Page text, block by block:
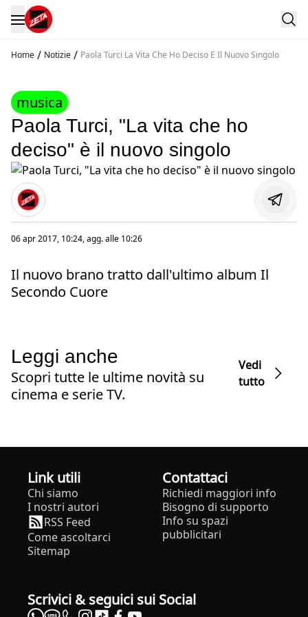
Home / Notizie / Paola Turci La Vita Che Ho Deciso E Il Nuovo Singolo
musica
Paola Turci, "La vita che ho
deciso" è il nuovo singolo
06 apr 2017, 10:24, agg. alle 10:26
Il nuovo brano tratto dall'ultimo album Il
Secondo Cuore
Leggi anche
Scopri tutte le ultime novità su
cinema e serie TV.
Vedi
tutto
Link utili
Chi siamo
I nostri autori
RSS Feed
Come ascoltarci
Sitemap
Contattaci
Richiedi maggiori info
Bisogno di supporto
Info su spazi
pubblicitari
Scrivici & seguici sui Social